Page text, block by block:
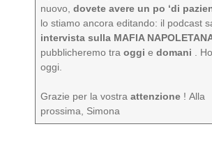
nuovo,dovete avere un po ‘di
lo stiamo ancora editando: il podcast
intervista sulla MAFIA
pubblicheremo traoggi edomani .
oggi.
Grazie per la vostraattenzione ! Alla
prossima, Simona